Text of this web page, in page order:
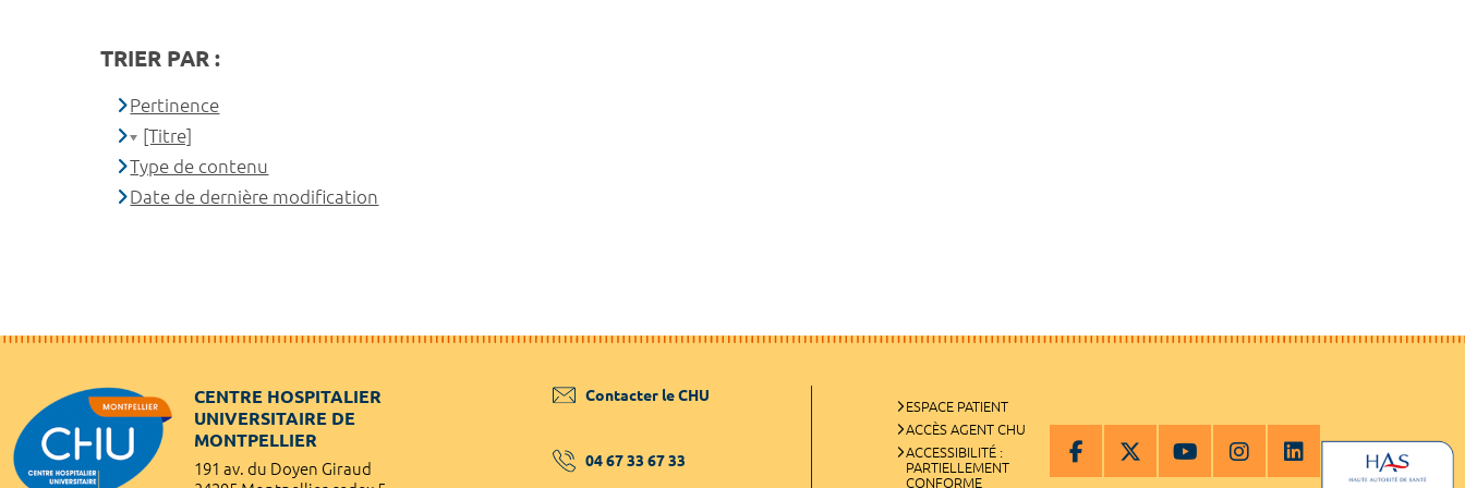
TRIER PAR :
Pertinence
[Titre]
Type de contenu
Date de dernière modification
CENTRE HOSPITALIER
UNIVERSITAIRE DE
MONTPELLIER
191 av. du Doyen Giraud
Contacter le CHU
04 67 33 67 33
ESPACE PATIENT
ACCÈS AGENT CHU
ACCESSIBILITÉ :
PARTIELLEMENT
CONFORME